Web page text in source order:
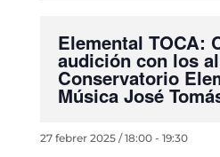
Elemental TOCA:
audición con los
Conservatorio
Música José
27 febrer 2025 / 18:00- 19:30